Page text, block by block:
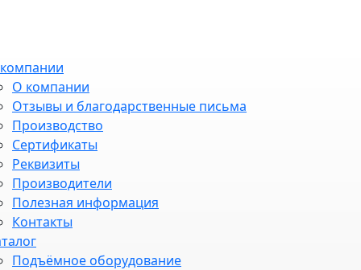
О компании
Отзывы и благодарственные письма
Производство
Сертификаты
Реквизиты
Производители
Полезная информация
Контакты
Подъёмное оборудование